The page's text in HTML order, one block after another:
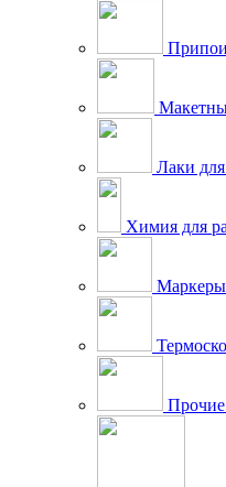
Припои
Лаки
Химия для
Маркеры